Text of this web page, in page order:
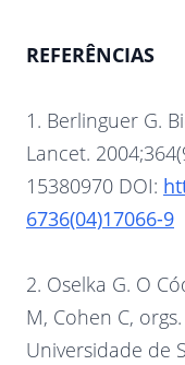
REFERÊNCIAS
1. Berlinguer G.
Lancet.
15380970 DOI:
6736(04)17066-9
2. Oselka G. O
M, Cohen C,
Universidade de